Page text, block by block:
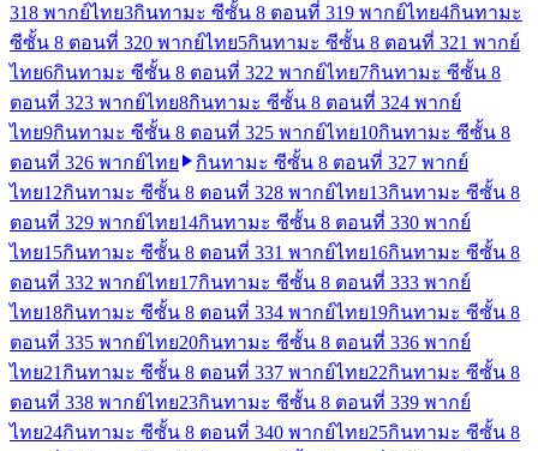
318 พากย์ไทย3กินทามะ ซีซั้น 8 ตอนที่ 319 พากย์ไทย4กินทามะ
ซีซั้น 8 ตอนที่ 320 พากย์ไทย5กินทามะ ซีซั้น 8 ตอนที่ 321 พากย์
ไทย6กินทามะ ซีซั้น 8 ตอนที่ 322 พากย์ไทย7กินทามะ ซีซั้น 8
ตอนที่ 323 พากย์ไทย8กินทามะ ซีซั้น 8 ตอนที่ 324 พากย์
ไทย9กินทามะ ซีซั้น 8 ตอนที่ 325 พากย์ไทย10กินทามะ ซีซั้น 8
ตอนที่ 326 พากย์ไทย
กินทามะ ซีซั้น 8 ตอนที่ 327 พากย์
ไทย12กินทามะ ซีซั้น 8 ตอนที่ 328 พากย์ไทย13กินทามะ ซีซั้น 8
ตอนที่ 329 พากย์ไทย14กินทามะ ซีซั้น 8 ตอนที่ 330 พากย์
ไทย15กินทามะ ซีซั้น 8 ตอนที่ 331 พากย์ไทย16กินทามะ ซีซั้น 8
ตอนที่ 332 พากย์ไทย17กินทามะ ซีซั้น 8 ตอนที่ 333 พากย์
ไทย18กินทามะ ซีซั้น 8 ตอนที่ 334 พากย์ไทย19กินทามะ ซีซั้น 8
ตอนที่ 335 พากย์ไทย20กินทามะ ซีซั้น 8 ตอนที่ 336 พากย์
ไทย21 กินทามะ ซีซั้น 8 ตอนที่ 337 พากย์ไทย22กินทามะ ซีซั้น 8
ตอนที่ 338 พากย์ไทย23กินทามะ ซีซั้น 8 ตอนที่ 339 พากย์
ไทย24กินทามะ ซีซั้น 8 ตอนที่ 340 พากย์ไทย25กินทามะ ซีซั้น 8